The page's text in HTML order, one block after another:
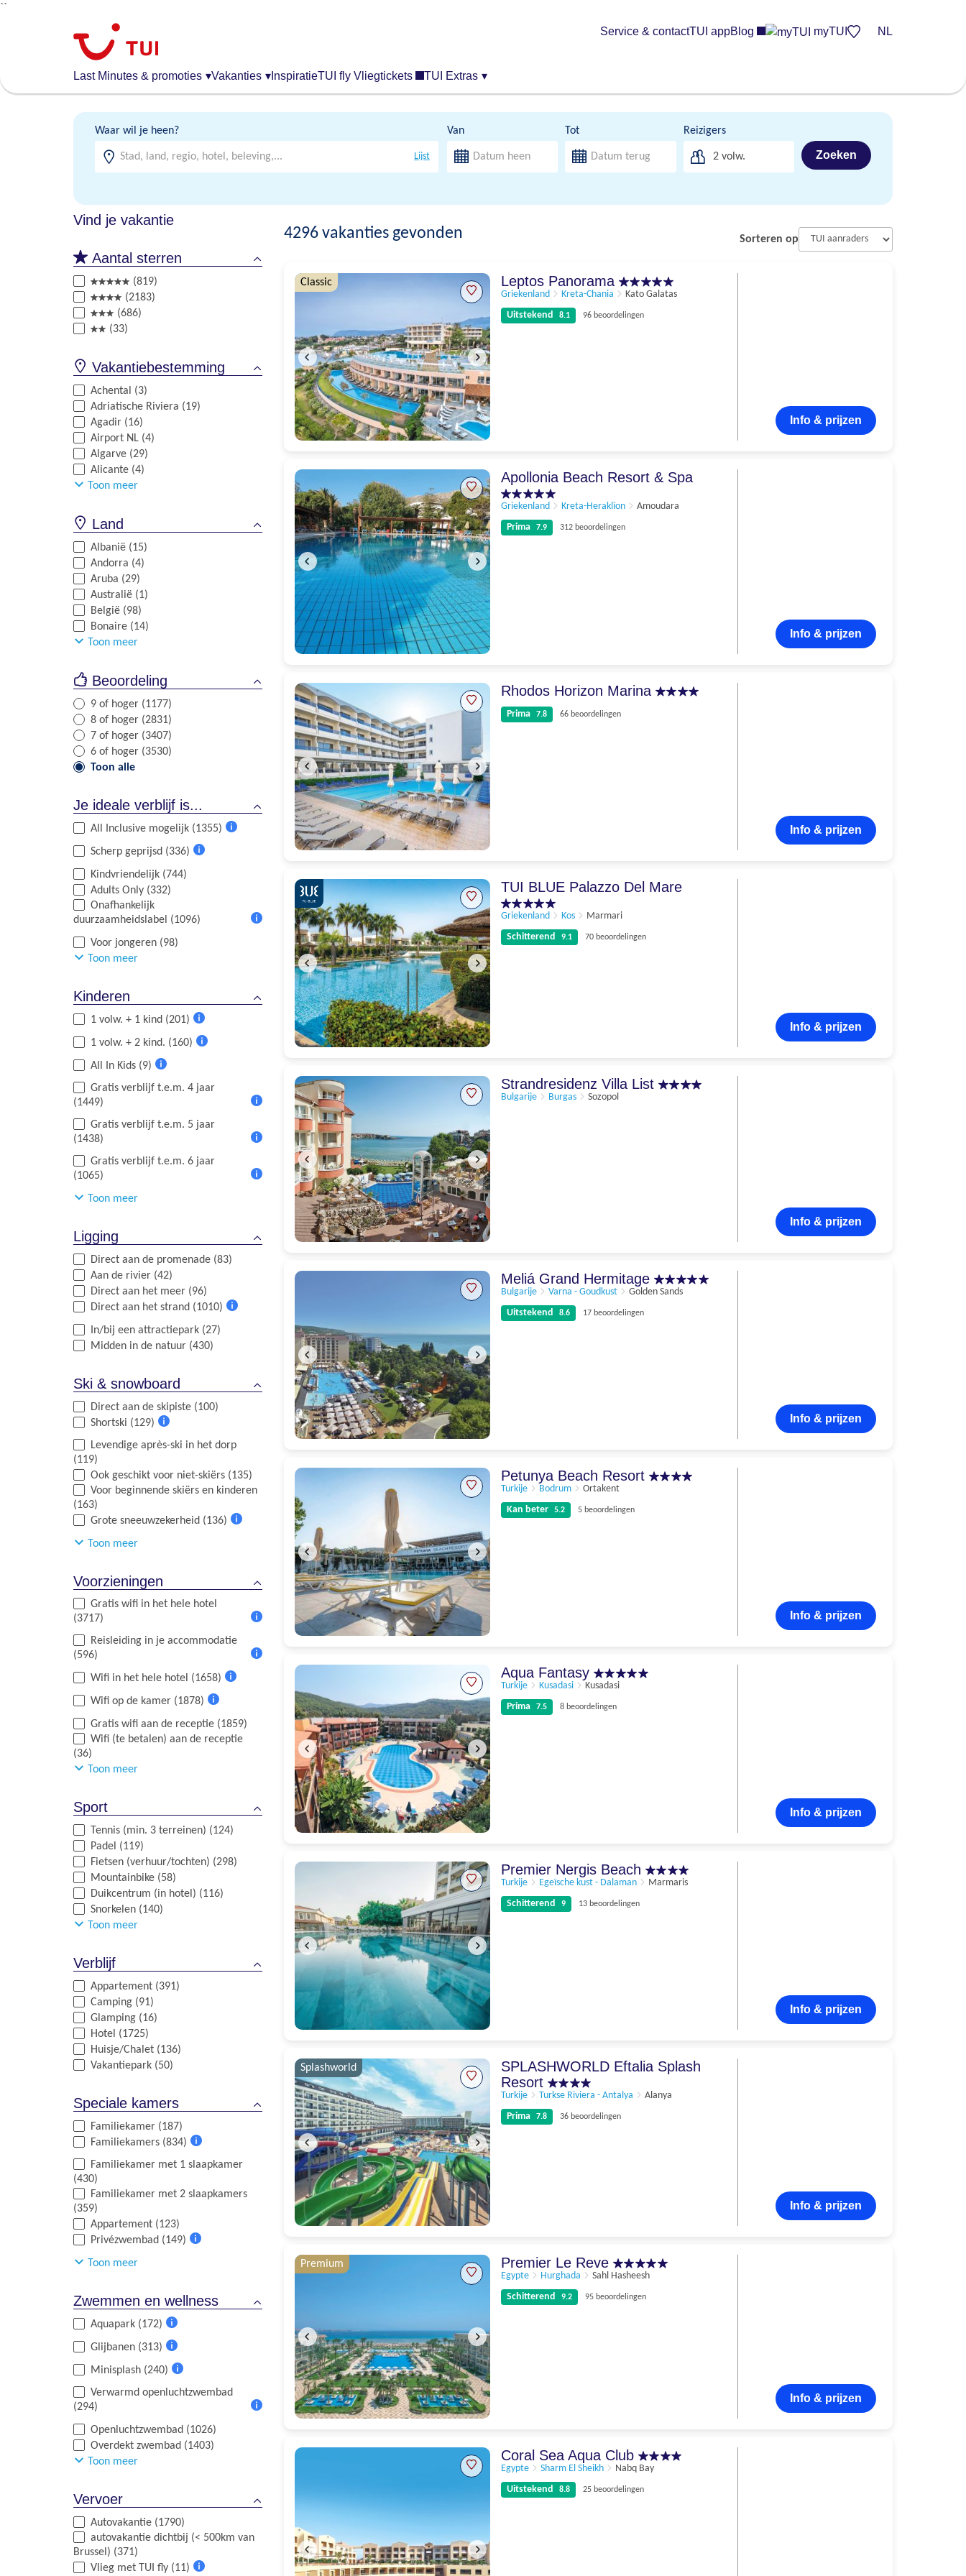
``
algemene
Last Minutes & promoties ▾Vakanties ▾ InspiratieTUI fly Vliegtickets TUI Extras ▾
Service & contactTUI appBlog myTUI NL
Waar wil je heen?
Lijst
Van Tot Reizigers
2 volw. Zoeken
Vind je vakantie
Aantal sterren
(819)
(2183)
(686)
(33)
Vakantiebestemming
Achental (3)
Adriatische Riviera (19)
Agadir (16)
Airport NL (4)
Algarve (29)
Alicante (4)
Toon meer
Land
Albanië (15)
Andorra (4)
Aruba (29)
Australië (1)
België (98)
Bonaire (14)
Toon meer
Beoordeling
9 of hoger (1177)
8 of hoger (2831)
7 of hoger (3407)
6 of hoger (3530)
Toon alle
Je ideale verblijf is...
All Inclusive mogelijk (1355)
Scherp geprijsd (336)
Kindvriendelijk (744)
Adults Only (332)
Onafhankelijk
duurzaamheidslabel (1096)
informatie
Voor jongeren (98)
Toon meer
Kinderen
1 volw. + 1 kind (201)
informatie
1 volw. + 2 kind. (160)
All In Kids (9)
informatie
Gratis verblijf t.e.m. 4 jaar
(1449)
informatie
Gratis verblijf t.e.m. 5 jaar
(1438)
informatie
Gratis verblijf t.e.m. 6 jaar
(1065)
Toon meer
Ligging
Direct aan de promenade (83)
Aan de rivier (42)
Direct aan het meer (96)
Direct aan het strand (1010)
In/bij een attractiepark (27)
Midden in de natuur (430)
Ski & snowboard
Direct aan de skipiste (100)
Shortski (129)
informatie
Levendige après-ski in het dorp
(119)
Ook geschikt voor niet-skiërs (135)
Voor beginnende skiërs en kinderen
(163)
Grote sneeuwzekerheid (136)
Toon meer
Voorzieningen
Gratis wifi in het hele hotel
(3717)
informatie
Reisleiding in je accommodatie
(596)
Wifi in het hele hotel (1658)
Wifi op de kamer (1878)
informatie
Gratis wifi aan de receptie (1859)
Wifi (te betalen) aan de receptie
(36)
Toon meer
Sport
Tennis (min. 3 terreinen) (124)
Padel (119)
Fietsen (verhuur/tochten) (298)
Mountainbike (58)
Duikcentrum (in hotel) (116)
Snorkelen (140)
Toon meer
Verblijf
Appartement (391)
Camping (91)
Glamping (16)
Hotel (1725)
Huisje/Chalet (136)
Vakantiepark (50)
Speciale kamers
Familiekamer (187)
Familiekamers (834)
informatie
Familiekamer met 1 slaapkamer
(430)
Familiekamer met 2 slaapkamers
(359)
Appartement (123)
Privézwembad (149)
Toon meer
Zwemmen en wellness
Aquapark (172)
informatie
Glijbanen (313)
informatie
Minisplash (240)
informatie
Verwarmd openluchtzwembad
(294)
Openluchtzwembad (1026)
Overdekt zwembad (1403)
Toon meer
Vervoer
Autovakantie (1790)
autovakantie dichtbij (< 500km van
Brussel) (371)
Vlieg met TUI fly (11)
4296vakanties gevonden Sorteren op
Classic Leptos Panorama
Griekenland Kreta-Chania
Kato Galatas
Uitstekend
8.1 96 beoordelingen
Info & prijzen
Apollonia Beach Resort & Spa
Griekenland Kreta-Heraklion
Amoudara
Prima
7.9 312 beoordelingen
Info & prijzen
66 beoordelingen
Rhodos Horizon Marina
Prima 7.8 66 beoordelingen
Info & prijzen
70 beoordelingen
TUI BLUE Palazzo Del Mare
Griekenland Kos
Marmari
Schitterend
9.1 70 beoordelingen
Info & prijzen
Strandresidenz Villa List
Bulgarije Burgas Sozopol
Info & prijzen
Meliá Grand Hermitage
Bulgarije Varna - Goudkust
Golden Sands
Uitstekend
8.6 17 beoordelingen
Info & prijzen
Petunya Beach Resort
Turkije Bodrum
Ortakent
Kan beter
5.2 5 beoordelingen
Info & prijzen
Aqua Fantasy
Turkije Kusadasi
Kusadasi
Prima
7.5 8 beoordelingen
Info & prijzen
Premier Nergis Beach
Turkije Egeïsche kust - Dalaman
Marmaris
Schitterend
9 13 beoordelingen
Info & prijzen
Splashworld
36 beoordelingen
SPLASHWORLD Eftalia Splash
Resort
Turkije Turkse Riviera - Antalya
Alanya
Prima
7.8 36 beoordelingen
Info & prijzen
Premium Premier Le Reve
Egypte Hurghada
Sahl Hasheesh
Schitterend
9.2 95 beoordelingen
Info & prijzen
Coral Sea Aqua Club
Egypte Sharm El Sheikh
Nabq Bay
Uitstekend
8.8 25 beoordelingen